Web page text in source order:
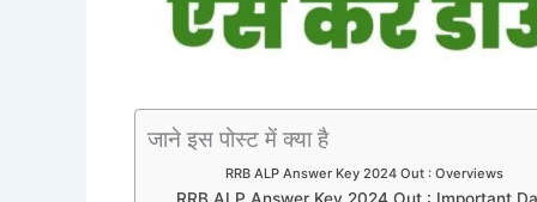
जाने इस पोस्ट में क्या है
RRB ALP Answer Key 2024 Out : Overviews
RRB ALP Answer Key 2024 Out : Important